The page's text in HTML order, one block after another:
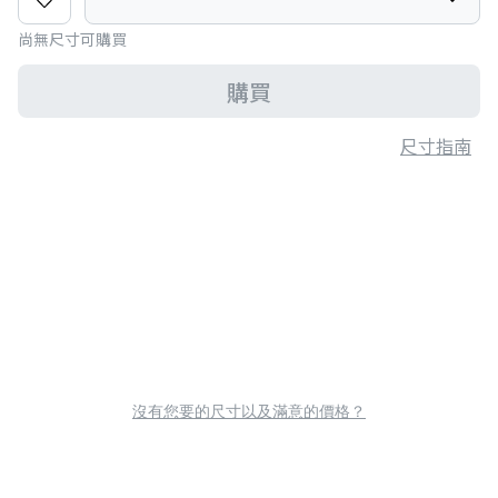
尚無尺寸可購買
購買
尺寸指南
沒有您要的尺寸以及滿意的價格？